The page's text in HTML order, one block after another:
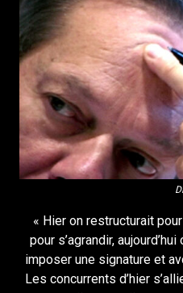
« Hier on restructurait
pour s’agrandir,
imposer une signature et
Les concurrents d’hier